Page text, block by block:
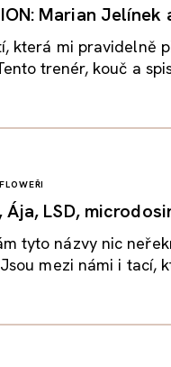
Marian
která mi pravidelně
trenér, kouč a
FLOWEŘI
Ája, LSD,
tyto názvy nic
mezi námi i tací,